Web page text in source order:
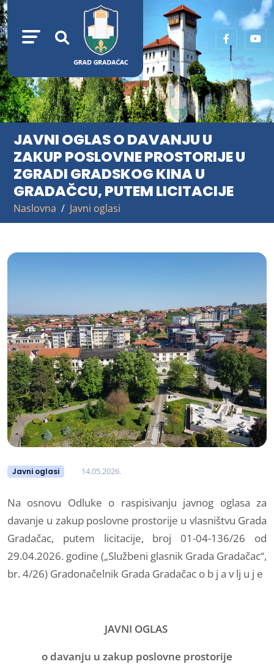
JAVNI OGLAS O DAVANJU U
ZAKUP POSLOVNE PROSTORIJE U
ZGRADI GRADSKOG KINA U
GRADAČCU, PUTEM LICITACIJE
Naslovna Javni oglasi
Javni oglasi 14.05.2026.
Na osnovu Odluke o raspisivanju javnog oglasa za
davanje u zakup poslovne prostorije u vlasništvu Grada
Gradačac, putem licitacije, broj 01-04-136/26 od
29.04.2026. godine („Službeni glasnik Grada Gradačac“,
br. 4/26) Gradonačelnik Grada Gradačac o b j a v lj u j e
JAVNI OGLAS
o davanju u zakup poslovne prostorije